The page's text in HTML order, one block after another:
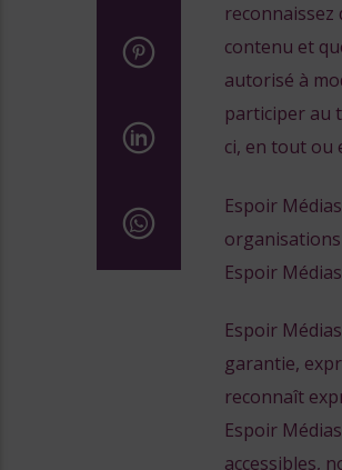
contenu et
autorisé à
participer au
ci, en tout ou
Espoir
Espoir
Espoir
garantie,
reconnaît
Espoir
accessibles,